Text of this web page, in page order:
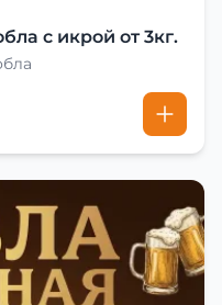
с икрой от 3кг.